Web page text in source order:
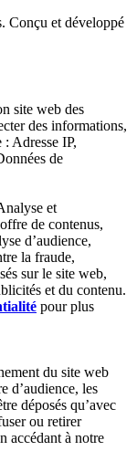
Conçu et développé
site web des
des informations,
Adresse IP,
de
et
de contenus,
d’audience,
la fraude,
sur le site web,
et du contenu.
pour plus
du site web
d’audience, les
déposés qu’avec
ou retirer
accédant à notre